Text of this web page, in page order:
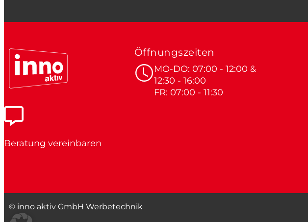
Beratung vereinbaren
Öffnungszeiten
MO-DO: 07:00 - 12:00 &
12:30 - 16:00
FR: 07:00 - 11:30
© inno aktiv GmbH Werbetechnik